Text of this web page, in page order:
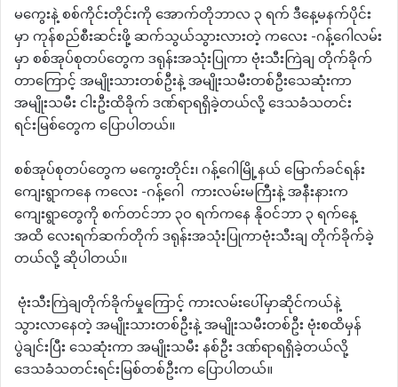
မကွေးနဲ့ စစ်ကိုင်းတိုင်းကို အောက်တိုဘာလ ၃ ရက် ဒီနေ့မနက်ပိုင်း
မှာ ကုန်စည်စီးဆင်းဖို့ ဆက်သွယ်သွားလားတဲ့ ကလေး -ဂန့်ဂေါလမ်း
မှာ စစ်အုပ်စုတပ်တွေက ဒရုန်းအသုံးပြုကာ ဗုံးသီးကြဲချ တိုက်ခိုက်
တာကြောင့် အမျိုးသားတစ်ဦးနဲ့ အမျိုးသမီးတစ်ဦးသေဆုံးကာ
အမျိုးသမီး ငါးဦးထိခိုက် ဒဏ်ရာရရှိခဲ့တယ်လို့ ဒေသခံသတင်း
ရင်းမြစ်တွေက ပြောပါတယ်။
စစ်အုပ်စုတပ်တွေက မကွေးတိုင်း၊ ဂန့်ဂေါမြို့နယ် မြောက်ခင်ရန်း
ကျေးရွာကနေ ကလေး -ဂန့်ဂေါ ကားလမ်းမကြီးနဲ့ အနီးနားက
ကျေးရွာတွေကို စက်တင်ဘာ ၃၀ ရက်ကနေ နိုဝင်ဘာ ၃ ရက်နေ့
အထိ လေးရက်ဆက်တိုက် ဒရုန်းအသုံးပြုကာဗုံးသီးချ တိုက်ခိုက်ခဲ့
တယ်လို့ ဆိုပါတယ်။
ဗုံးသီးကြဲချတိုက်ခိုက်မှုကြောင့် ကားလမ်းပေါ်မှာဆိုင်ကယ်နဲ့
သွားလာနေတဲ့ အမျိုးသားတစ်ဦးနဲ့ အမျိုးသမီးတစ်ဦး ဗုံးစထိမှန်
ပွဲချင်းပြီး သေဆုံးကာ အမျိုးသမီး နစ်ဦး ဒဏ်ရာရရှိခဲ့တယ်လို့
ဒေသခံသတင်းရင်းမြစ်တစ်ဦးက ပြောပါတယ်။